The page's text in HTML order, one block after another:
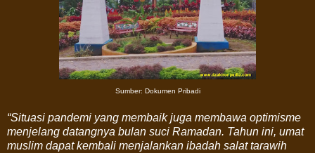
Sumber: Dokumen Pribadi
“Situasi pandemi yang membaik juga membawa optimisme
menjelang datangnya bulan suci Ramadan. Tahun ini, umat
muslim dapat kembali menjalankan ibadah salat tarawih